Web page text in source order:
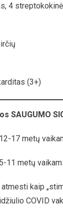
4
(3+)
SAUGUMO
17 metų
11 metų
kaip
COVID